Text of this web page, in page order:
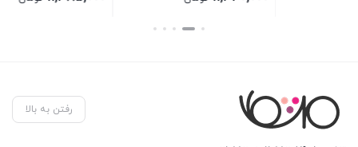
رفتن به بالا